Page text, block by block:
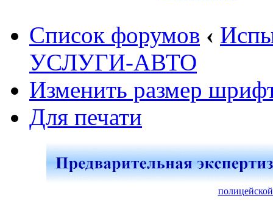
Список форумов ‹
УСЛУГИ-АВТО
Изменить размер
Для печати